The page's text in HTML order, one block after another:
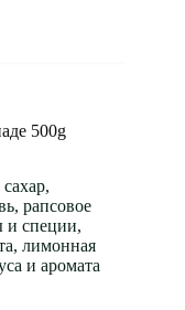
500g
рапсовое
и специи,
лимонная
и аромата